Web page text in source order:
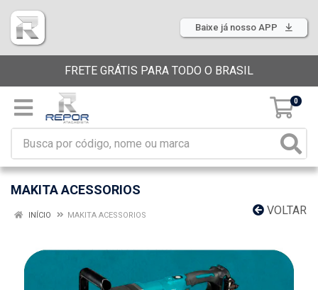
Baixe já nosso APP
FRETE GRÁTIS PARA TODO O BRASIL
0
MAKITA ACESSORIOS
VOLTAR
INÍCIO MAKITA ACESSORIOS